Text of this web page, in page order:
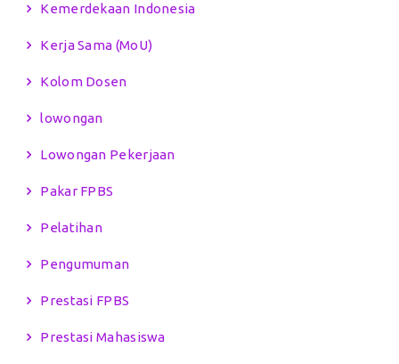
Kemerdekaan Indonesia
Kerja Sama (MoU)
Kolom Dosen
lowongan
Lowongan Pekerjaan
Pakar FPBS
Pelatihan
Pengumuman
Prestasi FPBS
Prestasi Mahasiswa